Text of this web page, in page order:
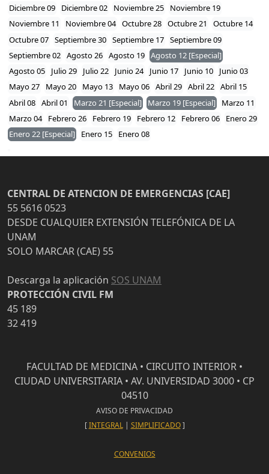
Diciembre 09 Diciembre 02 Noviembre 25
Noviembre 19
Noviembre 11
Noviembre 04 Octubre 28 Octubre 21
Octubre 14
Octubre 07 Septiembre 30 Septiembre 17 Septiembre 09
Septiembre 02 Agosto 26 Agosto 19 Agosto 12 [Especial]
Agosto 05
Julio 29 Julio 22 Junio 24 Junio 17 Junio 10
Junio 03
Mayo 27
Mayo 20 Mayo 13 Mayo 06 Abril 29 Abril 22 Abril 15
Abril 08 Abril 01 Marzo 21 [Especial] Marzo 19 [Especial]
Marzo 11
Marzo 04
Febrero 26 Febrero 19 Febrero 12 Febrero 06
Enero 29
Enero 22 [Especial]
Enero 15 Enero 08
CENTRAL DE ATENCION DE EMERGENCIAS [CAE]
55 5616 0523
DESDE CUALQUIER EXTENSIÓN TELEFÓNICA DE LA
UNAM
SOLO MARCAR (CAE) 55
Descarga la aplicación SOS UNAM
PROTECCIÓN CIVIL FM
45 189
32 419
FACULTAD DE MEDICINA • CIRCUITO INTERIOR •
CIUDAD UNIVERSITARIA • AV. UNIVERSIDAD 3000 • CP
04510
AVISO DE PRIVACIDAD
[INTEGRAL| SIMPLIFICADO]
CONVENIOS